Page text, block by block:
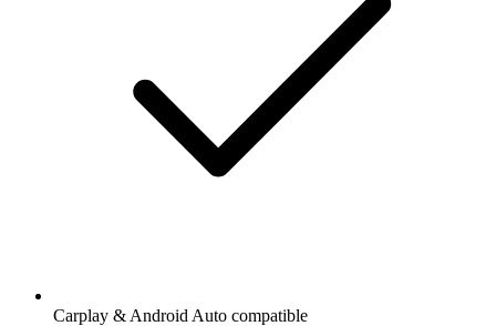
Carplay & Android Auto compatible